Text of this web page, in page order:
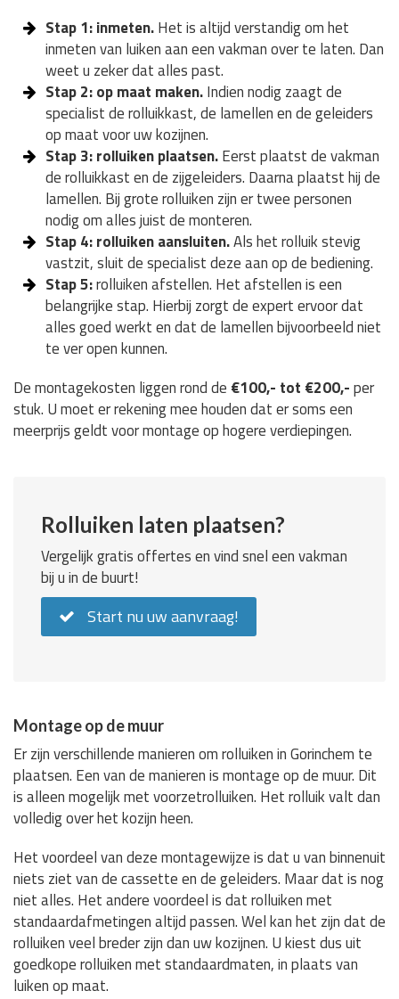
Stap 1: inmeten.Het is altijd verstandig om het
inmeten van luiken aan een vakman over te laten. Dan
weet u zeker dat alles past.
Stap 2: op maat maken.Indien nodig zaagt de
specialist de rolluikkast, de lamellen en de geleiders
op maat voor uw kozijnen.
Stap 3: rolluiken plaatsen.Eerst plaatst de vakman
de rolluikkast en de zijgeleiders. Daarna plaatst hij de
lamellen. Bij grote rolluiken zijn er twee personen
nodig om alles juist de monteren.
Stap 4: rolluiken aansluiten.Als het rolluik stevig
vastzit, sluit de specialist deze aan op de bediening.
Stap 5:rolluiken afstellen. Het afstellen is een
belangrijke stap. Hierbij zorgt de expert ervoor dat
alles goed werkt en dat de lamellen bijvoorbeeld niet
te ver open kunnen.
De montagekosten liggen rond de €100,- tot €200,-per
stuk. U moet er rekening mee houden dat er soms een
meerprijs geldt voor montage op hogere verdiepingen.
Rolluiken laten plaatsen?
Vergelijk gratis offertes en vind snel een vakman
bij u in de buurt!
Start nu uw aanvraag!
Montage op de muur
Er zijn verschillende manieren om rolluiken in Gorinchem te
plaatsen. Een van de manieren is montage op de muur. Dit
is alleen mogelijk met voorzetrolluiken. Het rolluik valt dan
volledig over het kozijn heen.
Het voordeel van deze montagewijze is dat u van binnenuit
niets ziet van de cassette en de geleiders. Maar dat is nog
niet alles. Het andere voordeel is dat rolluiken met
standaardafmetingen altijd passen. Wel kan het zijn dat de
rolluiken veel breder zijn dan uw kozijnen. U kiest dus uit
goedkope rolluiken met standaardmaten, in plaats van
luiken op maat.